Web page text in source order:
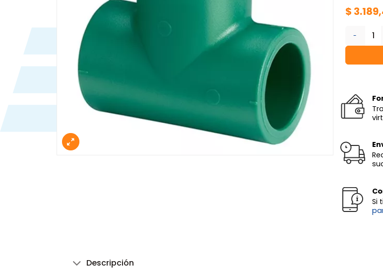
$
TEE T.F
Si
Descripción